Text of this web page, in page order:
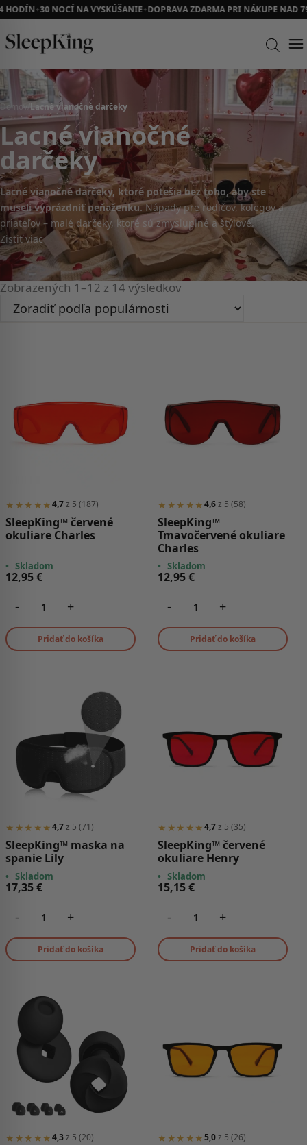
HODÍN✦30 NOCÍ NA VYSKÚŠANIE✦DOPRAVA ZDARMA PRI NÁKUPE NAD
Domov/Lacné vianočné darčeky
Lacné vianočné
darčeky
Lacné vianočné darčeky, ktoré potešia bez toho, aby ste
museli vyprázdniť peňaženku.Nápady pre rodičov, kolegov a
priateľov – malé darčeky, ktoré sú zmysluplné a štýlové.
Zistiť viac
Zobrazených 1–12 z 14 výsledkov
Zoradené
podľa
★★★★★4,7z 5 (187)
SleepKing™ červené
okuliare Charles
• Skladom
12,95€
- +
Pridať do košíka
★★★★★4,6z 5 (58)
SleepKing™
Tmavočervené okuliare
Charles
• Skladom
12,95€
- +
Pridať do košíka
★★★★★4,7z 5 (71)
SleepKing™ maska na
spanie Lily
• Skladom
17,35€
- +
Pridať do košíka
★★★★★4,7z 5 (35)
SleepKing™ červené
okuliare Henry
• Skladom
15,15€
- +
Pridať do košíka
★★★★★4,3z 5 (20) ★★★★★5,0z 5 (26)